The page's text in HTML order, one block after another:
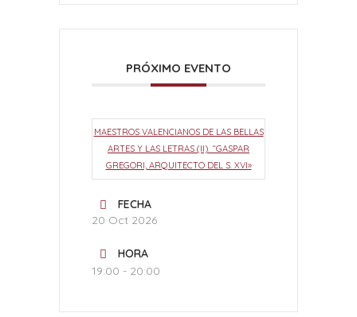
PRÓXIMO EVENTO
MAESTROS VALENCIANOS DE LAS BELLAS
ARTES Y LAS LETRAS (II). “GASPAR
GREGORI, ARQUITECTO DEL S. XVI»
FECHA
20 Oct 2026
HORA
19:00 - 20:00